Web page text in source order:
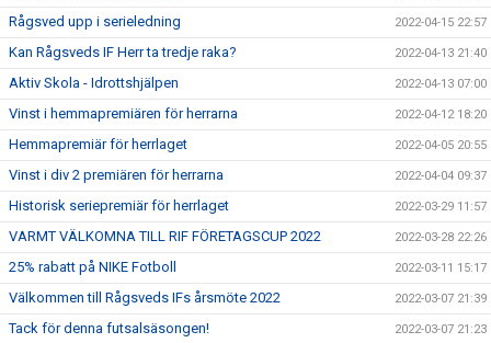
Rågsved upp i serieledning 2022-04-15 22:57
Kan Rågsveds IF Herr ta tredje raka? 2022-04-13 21:40
Aktiv Skola - Idrottshjälpen 2022-04-13 07:00
Vinst i hemmapremiären för herrarna 2022-04-12 18:20
Hemmapremiär för herrlaget 2022-04-05 20:55
Vinst i div 2 premiären för herrarna 2022-04-04 09:37
Historisk seriepremiär för herrlaget 2022-03-29 11:57
VARMT VÄLKOMNA TILL RIF FÖRETAGSCUP 2022 2022-03-28 22:26
25% rabatt på NIKE Fotboll 2022-03-11 15:17
Välkommen till Rågsveds IFs årsmöte 2022 2022-03-07 21:39
Tack för denna futsalsäsongen! 2022-03-07 21:23